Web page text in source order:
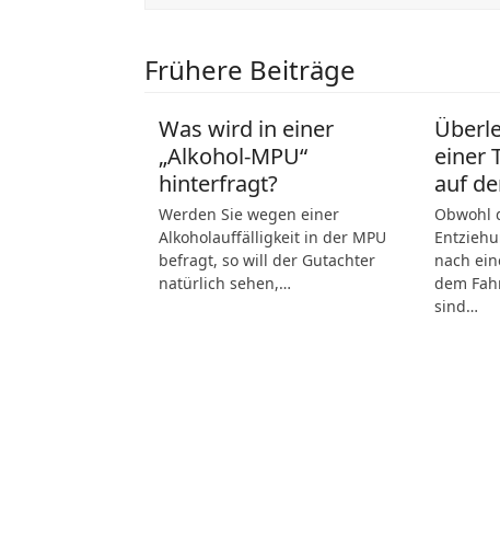
Frühere Beiträge
Was wird in einer
„Alkohol-MPU“
hinterfragt?
Werden Sie wegen einer
Alkoholauffälligkeit in der MPU
befragt, so will der Gutachter
natürlich sehen,…
einer
auf
Obwohl
nach
dem
sind…